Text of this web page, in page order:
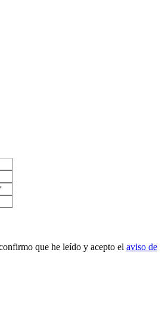
que he leído y acepto el aviso de